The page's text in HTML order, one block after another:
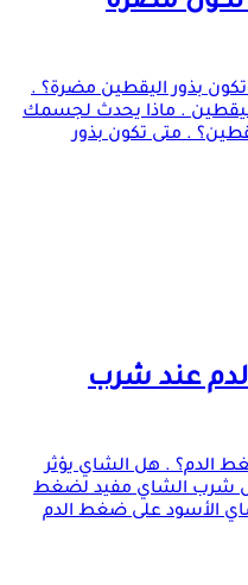
تكون بذور اليقطين مضرة؟ .
اليقطين . ماذا يحدث لجسمك
. متى تكون بذور
عند شرب
الدم؟ . هل الشاي يؤثر
شرب الشاي مفيد لضغط